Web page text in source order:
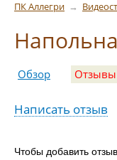
ПК Аллегри →
Обзор Отзывы
Написать отзыв
Чтобы добавить